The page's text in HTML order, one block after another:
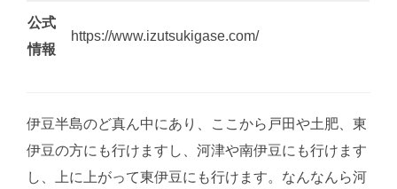
公式
情報
https://www.izutsukigase.com/
伊豆半島のど真ん中にあり、ここから戸田や土肥、東
伊豆の方にも行けますし、河津や南伊豆にも行けます
し、上に上がって東伊豆にも行けます。なんなんら河